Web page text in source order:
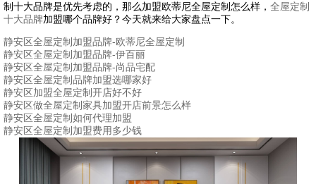
制十大品牌是优先考虑的，那么加盟欧蒂尼全屋定制怎么样， 全屋定制
十大品牌加盟哪个品牌好？今天就来给大家盘点一下。
静安区全屋定制加盟品牌-欧蒂尼全屋定制
静安区全屋定制加盟品牌-伊百丽
静安区全屋定制加盟品牌-尚品宅配
静安区全屋定制品牌加盟选哪家好
静安区加盟全屋定制开店好不好
静安区做全屋定制家具加盟开店前景怎么样
静安区全屋定制如何代理加盟
静安区全屋定制加盟费用多少钱